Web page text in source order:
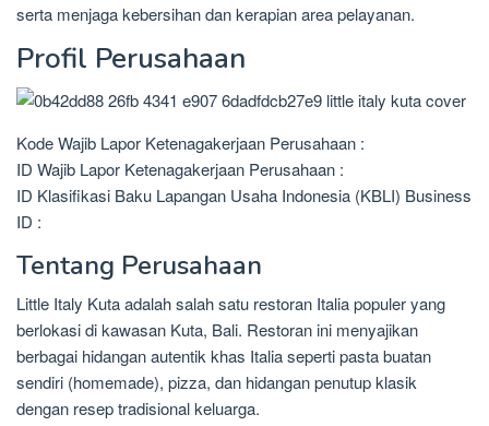
serta menjaga kebersihan dan kerapian area pelayanan.
Profil Perusahaan
Kode Wajib Lapor Ketenagakerjaan Perusahaan :
ID Wajib Lapor Ketenagakerjaan Perusahaan :
ID Klasifikasi Baku Lapangan Usaha Indonesia (KBLI) Business
ID :
Tentang Perusahaan
Little Italy Kuta adalah salah satu restoran Italia populer yang
berlokasi di kawasan Kuta, Bali. Restoran ini menyajikan
berbagai hidangan autentik khas Italia seperti pasta buatan
sendiri (homemade), pizza, dan hidangan penutup klasik
dengan resep tradisional keluarga.